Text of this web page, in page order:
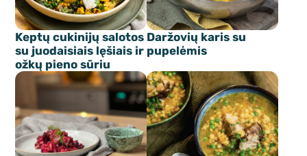
Keptų cukinijų salotos
su juodaisiais lęšiais ir
ožkų pieno sūriu
Daržovių karis su
pupelėmis